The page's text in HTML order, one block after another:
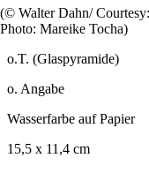
(© Walter Dahn/
Photo: Mareike Tocha)
o.T. (Glaspyramide)
o. Angabe
Wasserfarbe auf Papier
15,5 x 11,4 cm